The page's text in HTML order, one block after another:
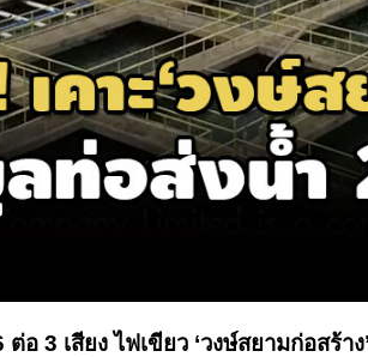
อ 3 เสียง ไฟเขียว ‘วงษ์สยามก่อสร้า